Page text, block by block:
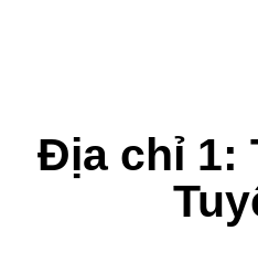
Địa chỉ 1: